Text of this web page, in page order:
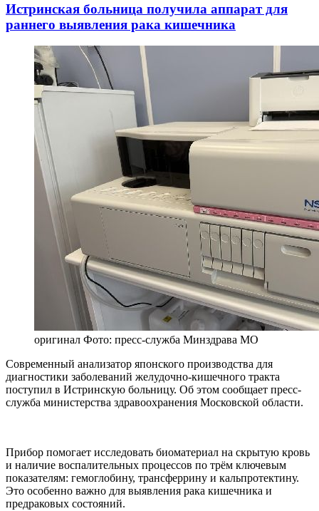
Истринская больница получила аппарат для
раннего выявления рака кишечника
оригинал Фото: пресс-служба Минздрава МО
Современный анализатор японского производства для
диагностики заболеваний желудочно-кишечного тракта
поступил в Истринскую больницу. Об этом сообщает пресс-
служба министерства здравоохранения Московской области.
Прибор помогает исследовать биоматериал на скрытую кровь
и наличие воспалительных процессов по трём ключевым
показателям: гемоглобину, трансферрину и кальпротектину.
Это особенно важно для выявления рака кишечника и
предраковых состояний.